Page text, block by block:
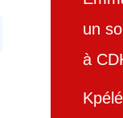
un
à